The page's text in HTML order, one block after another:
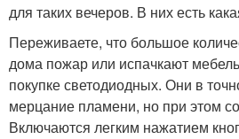
для таких вечеров. В них есть
Переживаете, что большое
дома пожар или испачкают
покупке светодиодных. Они в
мерцание пламени, но при этом
Включаются легким нажатием